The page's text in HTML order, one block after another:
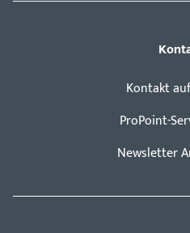
Kontakt
ProPoint-
Newsletter